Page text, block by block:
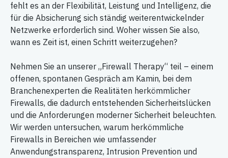
fehlt es an der Flexibilität, Leistung und Intelligenz, die
für die Absicherung sich ständig weiterentwickelnder
Netzwerke erforderlich sind. Woher wissen Sie also,
wann es Zeit ist, einen Schritt weiterzugehen?
Nehmen Sie an unserer „Firewall Therapy“ teil – einem
offenen, spontanen Gespräch am Kamin, bei dem
Branchenexperten die Realitäten herkömmlicher
Firewalls, die dadurch entstehenden Sicherheitslücken
und die Anforderungen moderner Sicherheit beleuchten.
Wir werden untersuchen, warum herkömmliche
Firewalls in Bereichen wie umfassender
Anwendungstransparenz, Intrusion Prevention und